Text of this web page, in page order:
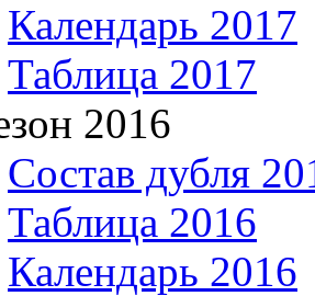
Календарь 2017
Таблица 2017
2016
Состав дубля
Таблица 2016
Календарь 2016